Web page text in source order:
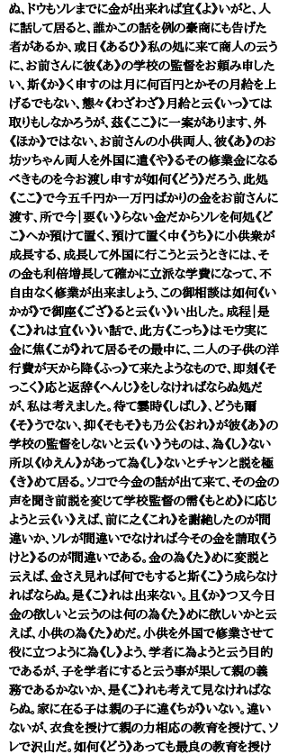
ぬ、ドウもソレまでに金が出来れば宜《よ》いがと、人
に話して居ると、誰かこの話を例の豪商にも告げた
者があるか、或日《あるひ》私の処に来て商人の云う
に、お前さんに彼《あ》の学校の監督をお頼み申した
い、斯《か》く申すのは月に何百円とかその月給を上
げるでもない、態々《わざわざ》月給と云《いっ》ては
取りもしなかろうが、茲《ここ》に一案があります、外
《ほか》ではない、お前さんの小供両人、彼《あ》のお
坊ッちゃん両人を外国に遣《や》るその修業金になる
べきものを今お渡し申すが如何《どう》だろう、此処
《ここ》で今五千円か一万円ばかりの金をお前さんに
渡す、所で今｜要《い》らない金だからソレを何処《ど
こ》へか預けて置く、預けて置く中《うち》に小供衆が
成長する、成長して外国に行こうと云うときには、そ
の金も利倍増長して確かに立派な学費になって、不
自由なく修業が出来ましょう、この御相談は如何《い
かが》で御座《ござ》ると云《い》い出した。成程｜是
《こ》れは宜《い》い話で、此方《こっち》はモウ実に
金に焦《こが》れて居るその最中に、二人の子供の洋
行費が天から降《ふっ》て来たようなもので、即刻《そ
っこく》応と返辞《へんじ》をしなければならぬ処だ
が、私は考えました。待て霎時《しばし》、どうも爾
《そ》うでない、抑《そもそ》も乃公《おれ》が彼《あ》の
学校の監督をしないと云《い》うものは、為《し》ない
所以《ゆえん》があって為《し》ないとチャンと説を極
《き》めて居る。ソコで今金の話が出て来て、その金の
声を聞き前説を変じて学校監督の需《もとめ》に応じ
ようと云《い》えば、前に之《これ》を謝絶したのが間
違いか、ソレが間違いでなければ今その金を請取《う
けと》るのが間違いである。金の為《た》めに変説と
云えば、金さえ見れば何でもすると斯《こ》う成らなけ
ればならぬ。是《こ》れは出来ない。且《か》つ又今日
金の欲しいと云うのは何の為《た》めに欲しいかと云
えば、小供の為《た》めだ。小供を外国で修業させて
役に立つように為《し》よう、学者に為ようと云う目的
であるが、子を学者にすると云う事が果して親の義
務であるかないか、是《こ》れも考えて見なければな
らぬ。家に在る子は親の子に違《ちが》いない。違い
ないが、衣食を授けて親の力相応の教育を授けて、ソ
レで沢山だ。如何《どう》あっても最良の教育を授け